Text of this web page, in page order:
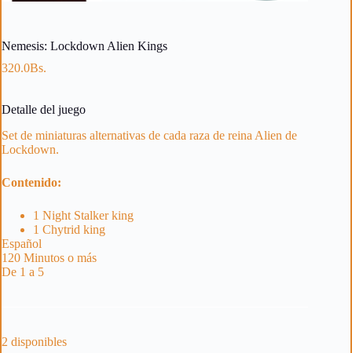
Nemesis: Lockdown Alien Kings
320.0Bs.
Detalle del juego
Set de miniaturas alternativas de cada raza de reina Alien de
Lockdown.
Contenido:
1 Night Stalker king
1 Chytrid king
Español
120 Minutos o más
De 1 a 5
2 disponibles